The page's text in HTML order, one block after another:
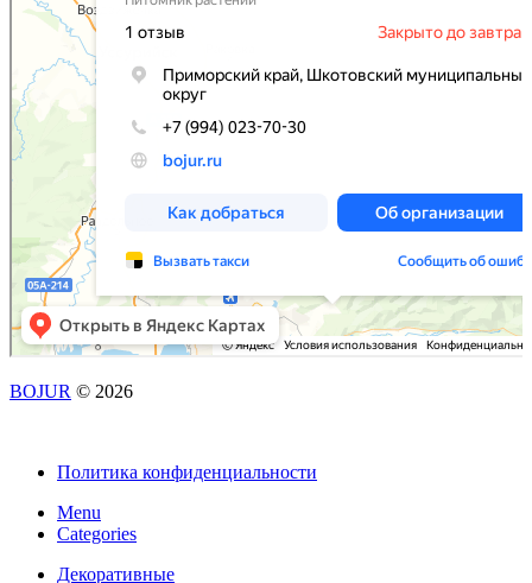
BOJUR © 2026
Политика конфиденциальности
Menu
Categories
Декоративные